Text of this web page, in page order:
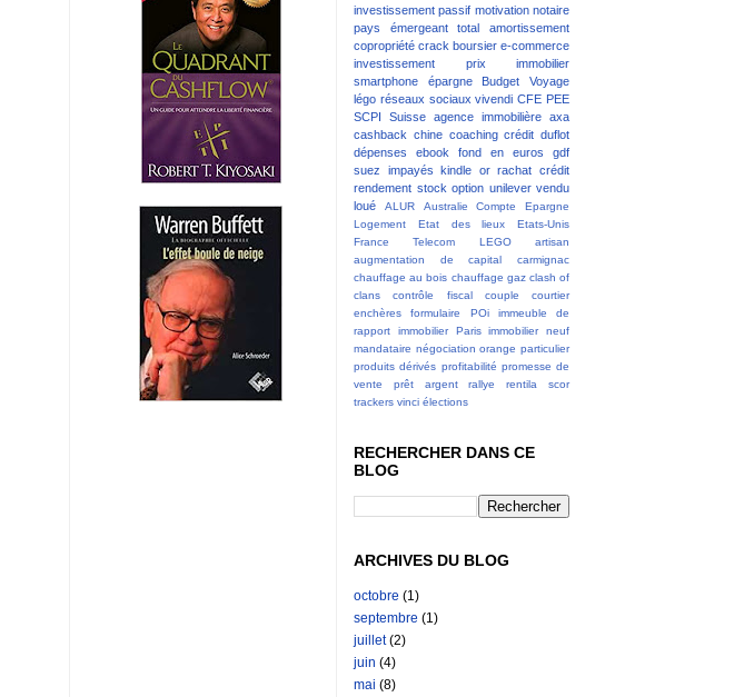
investissement passif motivation notaire
pays émergeant
total
amortissement
copropriété crack boursier e-commerce
investissement
prix immobilier
smartphone
épargne Budget
Voyage
légo réseaux sociaux vivendi CFE PEE
SCPI
Suisse agence immobilière axa
cashback chine coaching crédit duflot
dépenses
ebook fond en euros
gdf
suez
impayés kindle or rachat crédit
rendement stock option unilever vendu
loué
ALUR Australie
Compte Epargne
Logement
Etat des lieux
Etats-Unis
France Telecom
LEGO
artisan
augmentation de capital
carmignac
chauffage au bois chauffage gaz clash of
clans
contrôle fiscal couple
courtier
enchères
formulaire POi
immeuble de
rapport
immobilier Paris
immobilier neuf
mandataire négociation orange particulier
produits dérivés profitabilité promesse de
vente
prêt argent rallye rentila
scor
trackers vinci élections
RECHERCHER DANS CE
BLOG
ARCHIVES DU BLOG
octobre (1)
septembre (1)
juillet(2)
juin (4)
mai (8)